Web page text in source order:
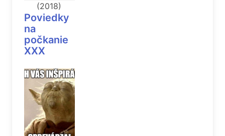
(2018)
Poviedky
na
počkanie
XXX